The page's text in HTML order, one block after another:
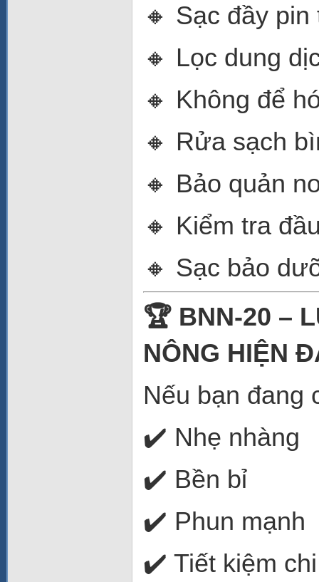
🔸 Sạc đầy
🔸 Lọc dung
🔸 Không để
🔸 Rửa sạch
🔸 Bảo quản
🔸 Kiểm tra
🔸 Sạc bảo
🏆 BNN-20 –
NÔNG HIỆN
Nếu bạn đang
✔️ Nhẹ nhàng
✔️ Bền bỉ
✔️ Phun mạnh
✔️ Tiết kiệm